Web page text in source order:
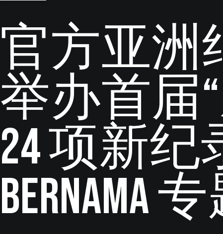
官方亚洲
举办首届
24 项新
Bernama